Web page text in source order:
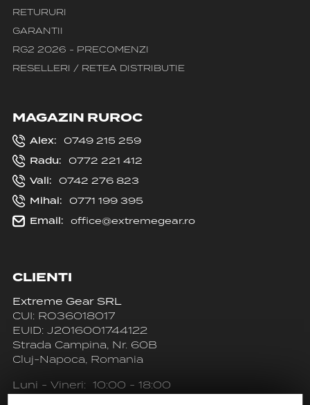
RETURURI
GARANTII
RG2 2026 - PRECOMENZI
RESELLERI / RETEA DISTRIBUTIE
MAGAZIN RUROC
Alex:
0749 215 259
Radu:
0772 221 412
Vali:
0742 276 823
Mihai:
0771 199 395
Email:
office@extremegear.ro
CLIENTI
Extreme Gear SRL
CUI: RO36018017
EUID: J2016001744122
Strada Campina, Nr. 60B
Cluj-Napoca, Romania
Luni - Vineri: 10:00 - 18:00